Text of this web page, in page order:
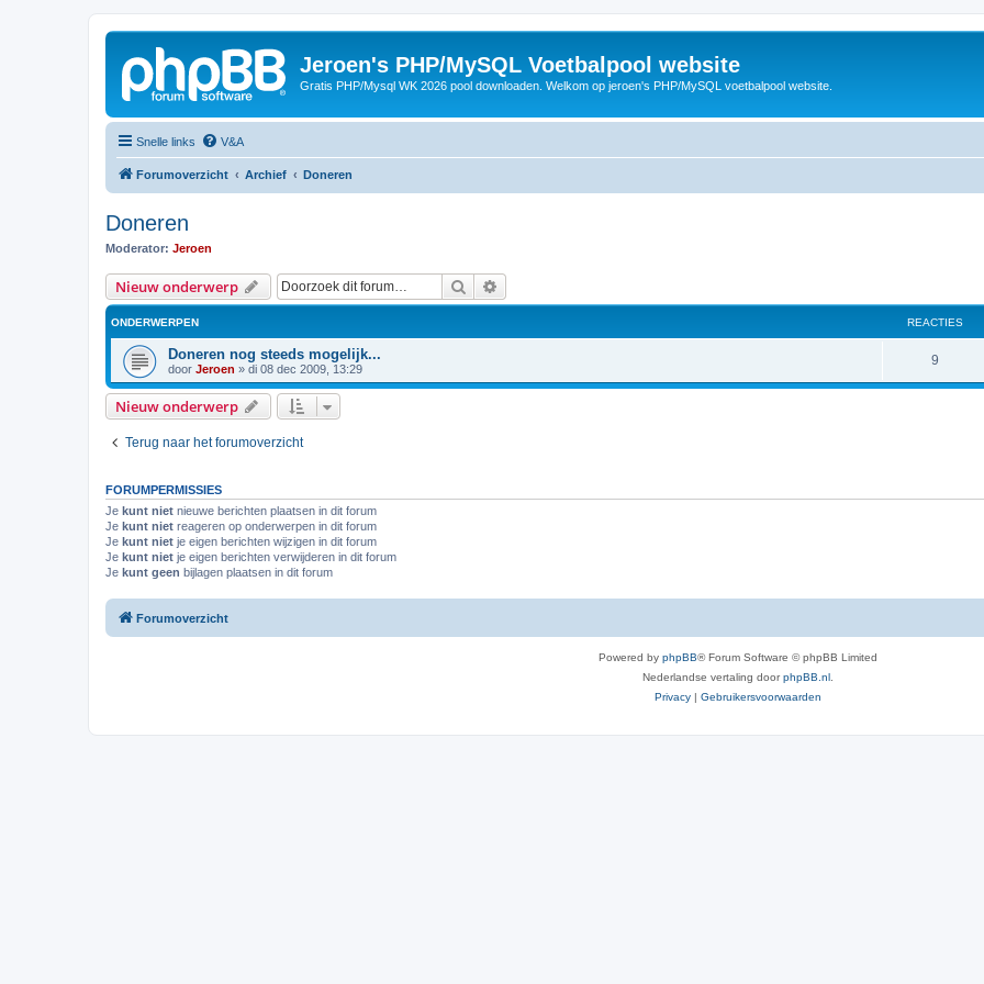
Jeroen's PHP/MySQL Voetbalpool website
Gratis PHP/Mysql WK 2026 pool downloaden. Welkom op jeroen's PHP/MySQL voetbalpool website.
Snelle links V&A
Forumoverzicht Archief Doneren
Doneren
Moderator: Jeroen
Nieuw onderwerp Zoek
ONDERWERPEN REACTIES
Doneren nog steeds mogelijk...
door Jeroen » di 08 dec 2009, 13:29
9R
e
i
Nieuw onderwerp
Terug naar het forumoverzicht
FORUMPERMISSIES
Je kunt niet nieuwe berichten plaatsen in dit forum
Je kunt niet reageren op onderwerpen in dit forum
Je kunt niet je eigen berichten wijzigen in dit forum
Je kunt niet je eigen berichten verwijderen in dit forum
Je kunt geen bijlagen plaatsen in dit forum
Forumoverzicht
Powered by phpBB® Forum Software © phpBB Limited
Nederlandse vertaling doorphpBB.nl
Privacy | Gebruikersvoorwaarden